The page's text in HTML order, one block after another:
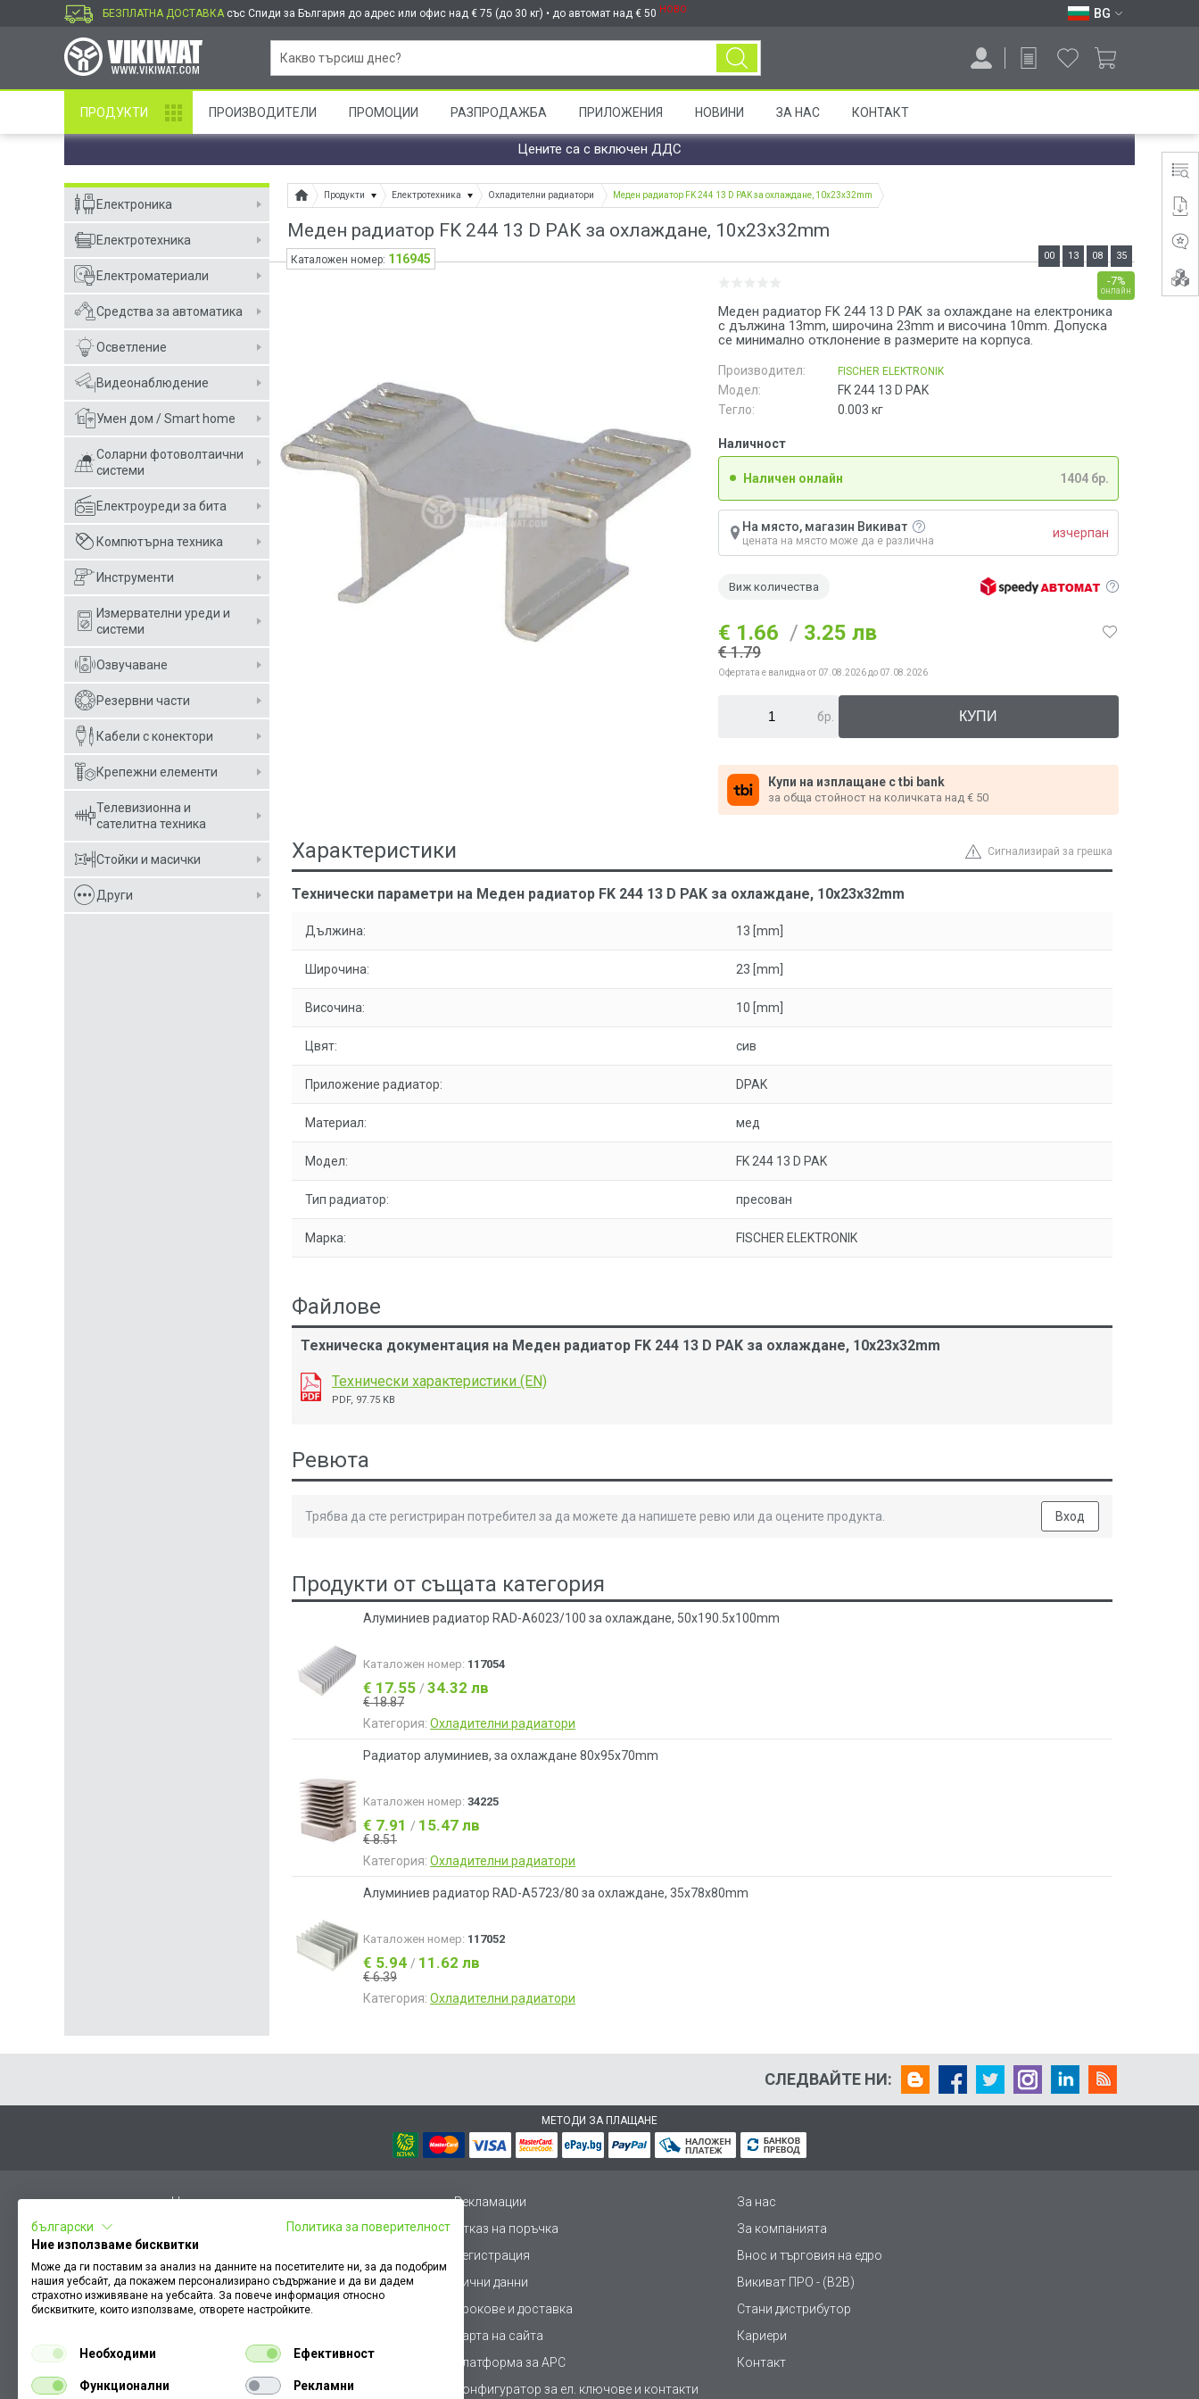
БЕЗПЛАТНА ДОСТАВКА със Спиди за България до адрес или офис над € 75 (до 30 кг) • до автомат над € 50 НОВО BG
ПРОДУКТИ ПРОИЗВОДИТЕЛИ ПРОМОЦИИ РАЗПРОДАЖБА ПРИЛОЖЕНИЯ НОВИНИ ЗА НАС КОНТАКТ
Цените са с включен ДДС
Електроника
Електротехника
Електроматериали
Средства за автоматика
Осветление
Видеонаблюдение
Умен дом / Smart home
Соларни фотоволтаични
системи
Електроуреди за бита
Компютърна техника
Инструменти
Измервателни уреди и
системи
Озвучаване
Резервни части
Кабели с конектори
Крепежни елементи
Телевизионна и
сателитна техника
Стойки и масички
Други
Продукти Електротехника Охладителни радиатори Меден радиатор FK 244 13 D PAK за охлаждане, 10x23x32mm
Меден радиатор FK 244 13 D PAK за охлаждане, 10x23x32mm
Меден радиатор FK 244 13 D PAK за охлаждане на електроника
с дължина 13mm, широчина 23mm и височина 10mm. Допуска
се минимално отклонение в размерите на корпуса.
Производител: FISCHER ELEKTRONIK
Модел:
FK 244 13 D PAK
Тегло:
0.003 кг
Наличност
Наличен онлайн 1404 бр.
На място, магазин Викиват
цената на място може да е различна
изчерпан
Виж количества
-7%
онлайн
00 13 08 35
€ 1.66 / 3.25 лв
€ 1.79
Офертата е валидна от 07.08.2026 до 07.08.2026
бр.
Купи на изплащане с tbi bank
за обща стойност на количката над € 50
Каталожен номер: 116945
Сигнализирай за грешка
Характеристики
Технически параметри на Меден радиатор FK 244 13 D PAK за охлаждане, 10x23x32mm
Дължина: 13 [mm]
Широчина: 23 [mm]
Височина: 10 [mm]
Цвят: сив
Приложение радиатор: DPAK
Материал: мед
Модел: FK 244 13 D PAK
Тип радиатор: пресован
Марка: FISCHER ELEKTRONIK
Файлове
Техническа документация на Меден радиатор FK 244 13 D PAK за охлаждане, 10x23x32mm
Технически характеристики (EN)
PDF, 97.75 KB
Ревюта
Трябва да сте регистриран потребител за да можете да напишете ревю или да оцените продукта. Вход
Продукти от същата категория
Алуминиев радиатор RAD-A6023/100 за охлаждане, 50x190.5x100mm
Каталожен номер: 117054
€ 17.55 / 34.32 лв
€ 18.87
Категория: Охладителни радиатори
Радиатор алуминиев, за охлаждане 80х95х70mm
Каталожен номер: 34225
€ 7.91 / 15.47 лв
€ 8.51
Категория: Охладителни радиатори
Алуминиев радиатор RAD-A5723/80 за охлаждане, 35x78x80mm
Каталожен номер: 117052
€ 5.94 / 11.62 лв
€ 6.39
Категория: Охладителни радиатори
СЛЕДВАЙТЕ НИ:
МЕТОДИ ЗА ПЛАЩАНЕ
Начало Рекламации
За нас
Отказ на поръчка
За компанията
Регистрация
Внос и търговия на едро
Оплакване / похвала
Лични данни
Викиват ПРО - (B2B)
Условия за ползване
Срокове и доставка
Стани дистрибутор
Карта на сайта
Кариери
Как да намеря документ към поръчка
Платформа за AРС
Контакт
Политика за бисквитки
Конфигуратор за ел. ключове и контакти
български
Политика за поверителност
Ние използваме бисквитки
Може да ги поставим за анализ на данните на посетителите ни, за да подобрим
нашия уебсайт, да покажем персонализирано съдържание и да ви дадем
страхотно изживяване на уебсайта. За повече информация относно
бисквитките, които използваме, отворете настройките.
Необходими Ефективност
Функционални Рекламни